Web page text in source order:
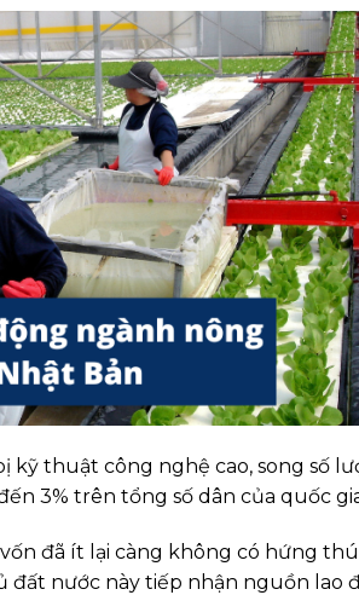
kỹ thuật công nghệ cao, song số
3% trên tổng số dân của quốc
đã ít lại càng không có hứng
nước này tiếp nhận nguồn lao